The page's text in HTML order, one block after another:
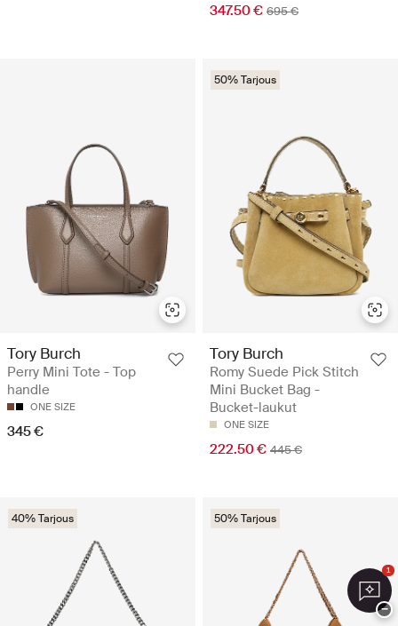
347.50 € 695 €
Tory Burch
Perry Mini Tote - Top
handle
ONE SIZE
345 €
50% Tarjous
Tory Burch
Romy Suede Pick Stitch
Mini Bucket Bag -
Bucket-laukut
ONE SIZE
222.50 € 445 €
40% Tarjous 50% Tarjous
1
−